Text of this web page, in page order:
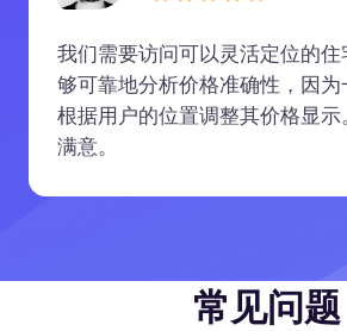
我们需要访问可以灵活定位的住
够可靠地分析价格准确性，因
根据用户的位置调整其价格显示
满意。
常见问题